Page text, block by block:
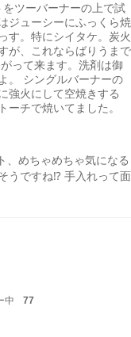
ツーバーナーの上で試
ジューシーにふっくら焼
す。特にシイタケ。炭火
が、これならばりうまで
って来ます。洗剤は御
。 シングルバーナーの
強火にして空焼きする
ーチで焼いてました。
、めちゃめちゃ気になる
うですね⁉︎ 手入れって面
中 77